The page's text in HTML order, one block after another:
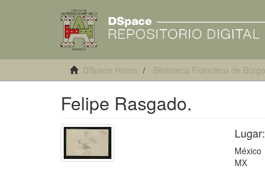
DSpace Home Biblioteca Francisco de
Felipe Rasgado.
Lugar:
México
MX